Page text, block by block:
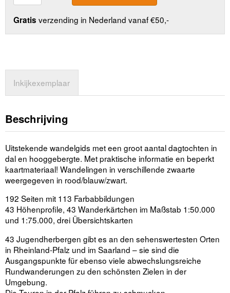
Gratis verzending in Nederland vanaf €50,-
Inkijkexemplaar
Beschrijving
Uitstekende wandelgids met een groot aantal dagtochten in
dal en hooggebergte. Met praktische informatie en beperkt
kaartmateriaal! Wandelingen in verschillende zwaarte
weergegeven in rood/blauw/zwart.
192 Seiten mit 113 Farbabbildungen
43 Höhenprofile, 43 Wanderkärtchen im Maßstab 1:50.000
und 1:75.000, drei Übersichtskarten
43 Jugendherbergen gibt es an den sehenswertesten Orten
in Rheinland-Pfalz und im Saarland – sie sind die
Ausgangspunkte für ebenso viele abwechslungsreiche
Rundwanderungen zu den schönsten Zielen in der
Umgebung.